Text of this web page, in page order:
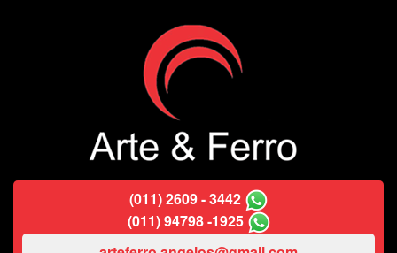
(011) 2609 - 3442
(011) 94798 -1925